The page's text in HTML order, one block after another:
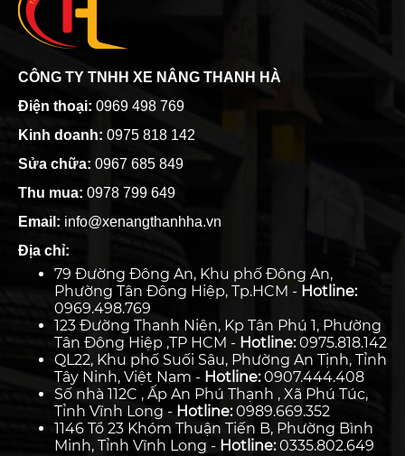
CÔNG TY TNHH XE NÂNG THANH HÀ
Điện thoại: 0969 498 769
Kinh doanh: 0975 818 142
Sửa chữa: 0967 685 849
Thu mua: 0978 799 649
Email: info@xenangthanhha.vn
Địa chỉ:
79 Đường Đông An, Khu phố Đông An,
Phường Tân Đông Hiệp, Tp.HCM - Hotline:
0969.498.769
123 Đường Thanh Niên, Kp Tân Phú 1, Phường
Tân Đông Hiệp ,TP HCM - Hotline:0975.818.142
QL22, Khu phố Suối Sâu, Phường An Tịnh, Tỉnh
Tây Ninh, Việt Nam - Hotline:0907.444.408
Số nhà 112C , Ấp An Phú Thạnh , Xã Phú Túc,
Tỉnh Vĩnh Long - Hotline:0989.669.352
1146 Tổ 23 Khóm Thuận Tiến B, Phường Bình
Minh, Tỉnh Vĩnh Long - Hotline:0335.802.649